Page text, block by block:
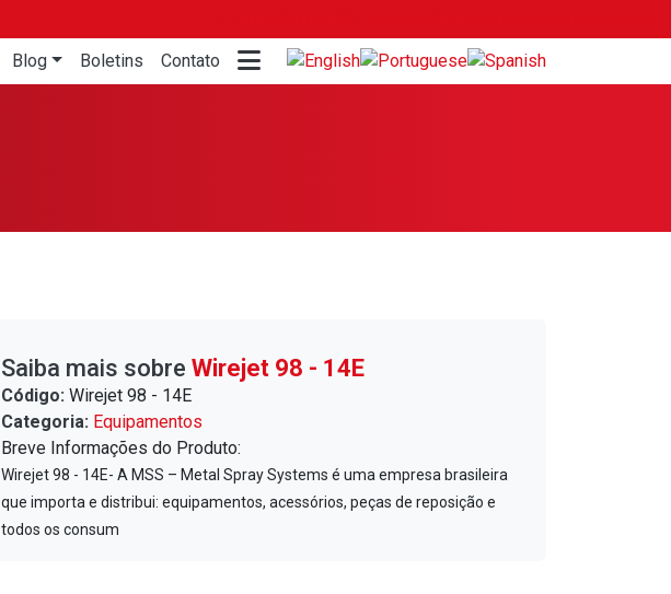
Blog Boletins Contato
Saiba mais sobre Wirejet 98 - 14E
Código: Wirejet 98 - 14E
Categoria: Equipamentos
Breve Informações do Produto:
Wirejet 98 - 14E- A MSS – Metal Spray Systems é uma empresa brasileira
que importa e distribui: equipamentos, acessórios, peças de reposição e
todos os consum